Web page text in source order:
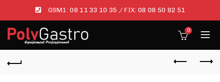
GSM1:06 11 33 10 35 / FIX: 08 08 50 82 51
0